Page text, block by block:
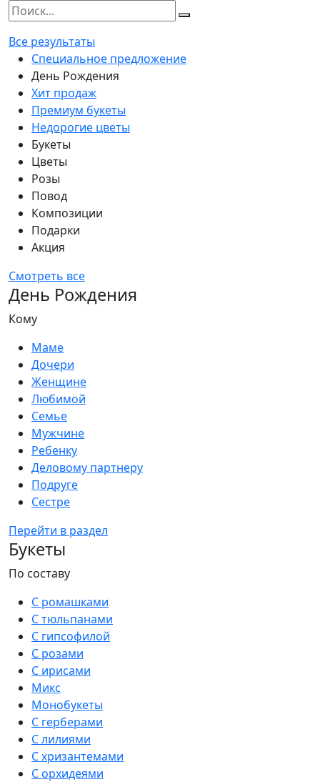
Все результаты
Специальное предложение
День Рождения
Хит продаж
Премиум букеты
Недорогие цветы
Букеты
Цветы
Розы
Повод
Композиции
Подарки
Акция
Смотреть все
День Рождения
Кому
Маме
Дочери
Женщине
Любимой
Семье
Мужчине
Ребенку
Деловому партнеру
Подруге
Сестре
Перейти в раздел
Букеты
По составу
С ромашками
С тюльпанами
С гипсофилой
С розами
С ирисами
Микс
Монобукеты
С герберами
С лилиями
С хризантемами
С орхидеями